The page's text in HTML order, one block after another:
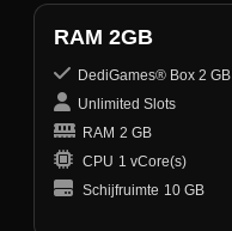
RAM 2GB
DediGames® Box 2 GB
Unlimited Slots
RAM 2 GB
CPU 1 vCore(s)
Schijfruimte 10 GB